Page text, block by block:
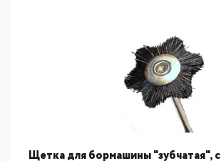
Щетка для бормашины "зубчатая", с